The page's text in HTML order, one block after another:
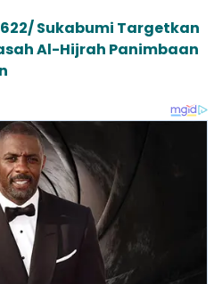
Sukabumi Targetkan
Al-Hijrah Panimbaan